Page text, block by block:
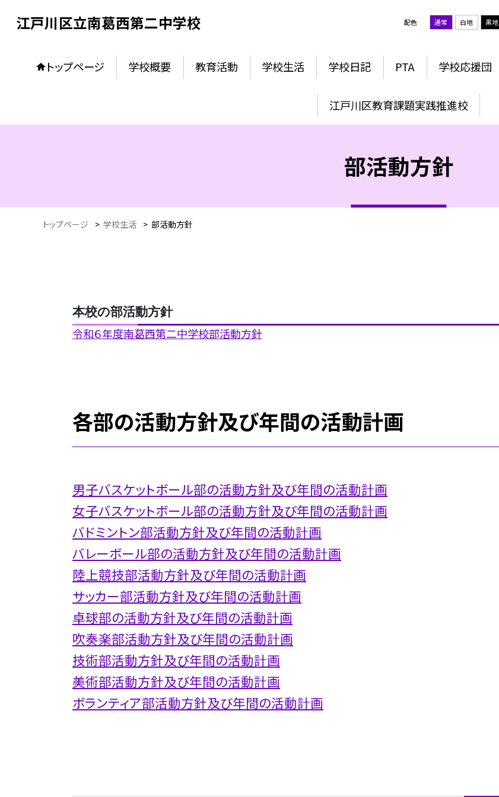
江戸川区立南葛西第二中学校 配色 通常 白地 黒地
トップページ 学校概要 教育活動 学校生活 学校日記 PTA 学校応援団
江戸川区教育課題実践推進校
部活動方針
トップページ > 学校生活 > 部活動方針
本校の部活動方針
令和６年度南葛西第二中学校部活動方針
各部の活動方針及び年間の活動計画
男子バスケットボール部の活動方針及び年間の活動計画
女子バスケットボール部の活動方針及び年間の活動計画
バドミントン部活動方針及び年間の活動計画
バレーボール部の活動方針及び年間の活動計画
陸上競技部活動方針及び年間の活動計画
サッカー部活動方針及び年間の活動計画
卓球部の活動方針及び年間の活動計画
吹奏楽部活動方針及び年間の活動計画
技術部活動方針及び年間の活動計画
美術部活動方針及び年間の活動計画
ボランティア部活動方針及び年間の活動計画